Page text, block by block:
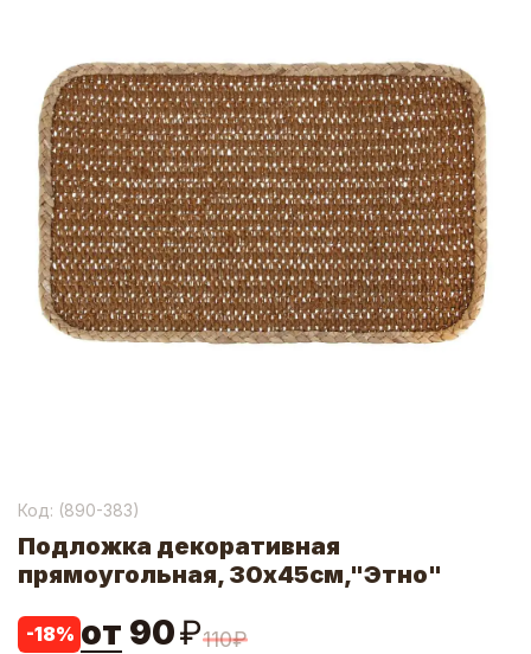
Код: (890-383)
Подложка декоративная
прямоугольная, 30x45см,"Этно"
-18% от 90₽110₽